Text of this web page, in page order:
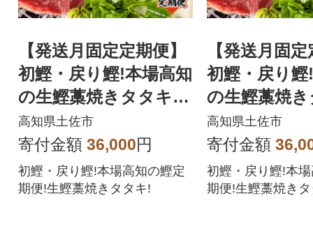
【発送月固定定期便】
初鰹・戻り鰹!本場高知
の生鰹藁焼きタタキ!
＜4月・10月 下旬発送
＞全2回
高知県土佐市
寄付金額 36,000円
初鰹・戻り鰹!本場高知の鰹定
期便!生鰹藁焼きタタキ!
【発送月固
初鰹・戻り
の生鰹藁焼
＜3月・9月
全2回
高知県土佐市
寄付金額
初鰹・戻り鰹!本
期便!生鰹藁焼き